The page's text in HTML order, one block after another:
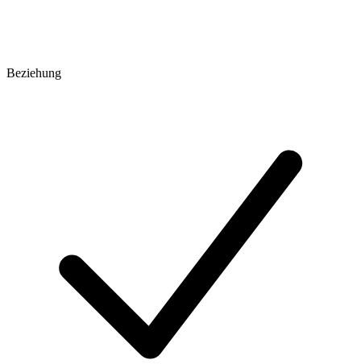
Beziehung